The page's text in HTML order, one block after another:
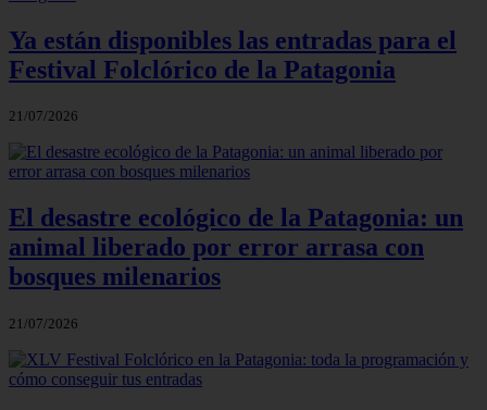
Ya están disponibles las entradas para el
Festival Folclórico de la Patagonia
21/07/2026
El desastre ecológico de la Patagonia: un
animal liberado por error arrasa con
bosques milenarios
21/07/2026